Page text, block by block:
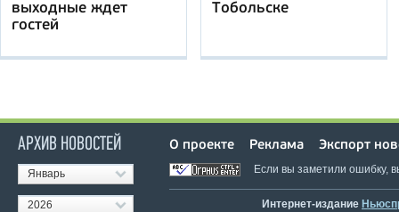
выходные ждет
гостей
Тобольске
АРХИВ НОВОСТЕЙ
Январь
2026
О проекте Реклама Экспорт
Если вы заметили ошибку,
Интернет-издание